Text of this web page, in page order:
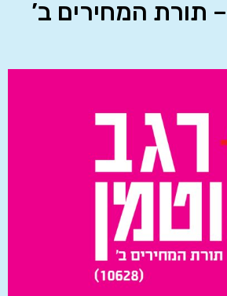
תורת המחירים ב’